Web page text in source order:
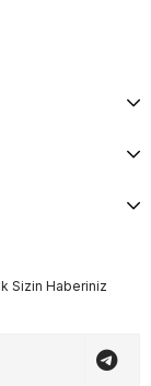
Sizin Haberiniz